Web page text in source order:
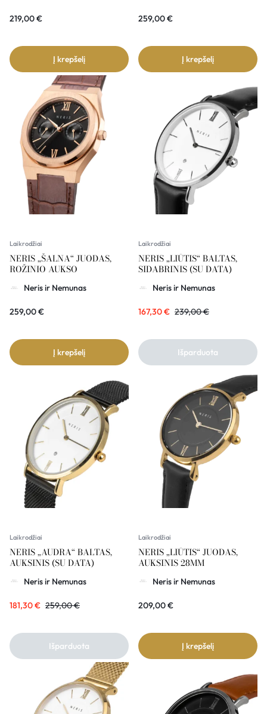
219,00€
Į krepšelį
259,00€
Į krepšelį
Laikrodžiai
NERIS „ŠALNA“ JUODAS,
ROŽINIO AUKSO
Neris ir Nemunas
259,00€
Į krepšelį
Laikrodžiai
NERIS „LIŪTIS“ BALTAS,
SIDABRINIS (SU DATA)
Neris ir Nemunas
167,30€ 239,00€
Išparduota
Laikrodžiai
NERIS „AUDRA“ BALTAS,
AUKSINIS (SU DATA)
Neris ir Nemunas
181,30€ 259,00€
Išparduota
Laikrodžiai
NERIS „LIŪTIS“ JUODAS,
AUKSINIS 28MM
Neris ir Nemunas
209,00€
Į krepšelį